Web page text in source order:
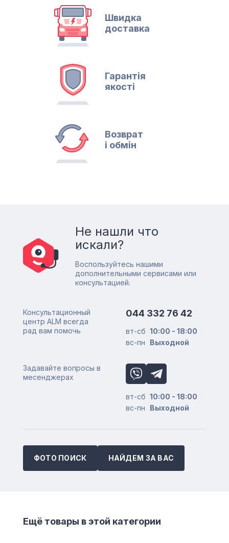
Швидка
доставка
Гарантія
якості
Возврат
і обмін
Не нашли что
искали?
Воспользуйтесь нашими
дополнительными сервисами или
консультацией.
Консультационный
центр ALM всегда
рад вам помочь
044 332 76 42
вт-сб 10:00 - 18:00
вс-пн
Выходной
Задавайте вопросы в
месенджерах
вт-сб 10:00 - 18:00
вс-пн
Выходной
ФОТО ПОИСК НАЙДЕМ ЗА ВАС
Ещё товары в этой категории